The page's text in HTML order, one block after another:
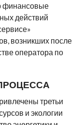
финансовые
действий
возникших после
оператора по
третьи
и экологии